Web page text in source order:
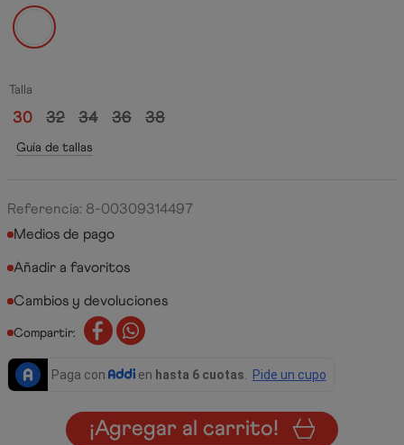
Talla
30 32 34 36 38
Guía de tallas
Referencia: 8-00309314497
Medios de pago
Cambios y devoluciones
Compartir:
¡Agregar al carrito!